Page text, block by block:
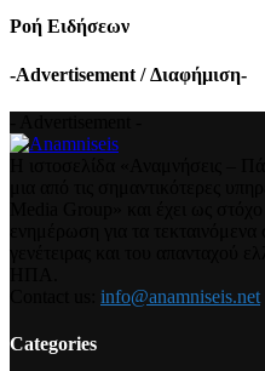
Ροή Ειδήσεων
-Advertisement / Διαφήμιση-
info@anamniseis.net
Categories